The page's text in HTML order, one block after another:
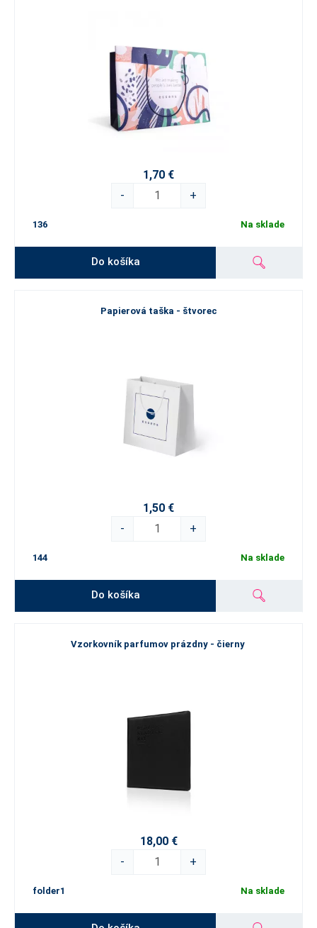
1,70 €
-
+
136 Na sklade
Do košíka
Papierová taška - štvorec
1,50 €
-
+
144 Na sklade
Do košíka
Vzorkovník parfumov prázdny - čierny
18,00 €
-
+
folder1 Na sklade